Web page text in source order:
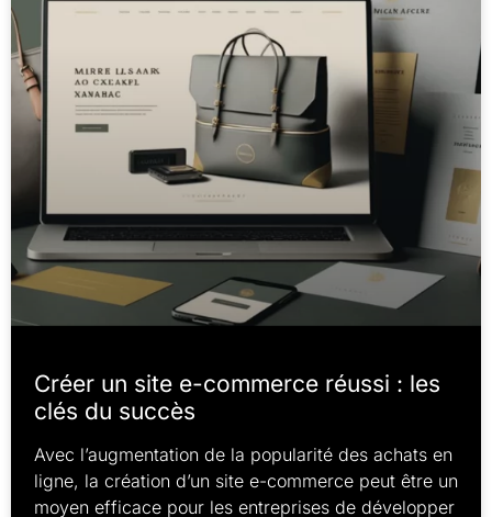
Créer un site e-commerce réussi : les
clés du succès
Avec l’augmentation de la popularité des achats en
ligne, la création d’un site e-commerce peut être un
moyen efficace pour les entreprises de développer